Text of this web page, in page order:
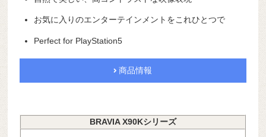
お気に入りのエンターテインメントをこれひとつで
Perfect for PlayStation5
商品情報
BRAVIA X90Kシリーズ